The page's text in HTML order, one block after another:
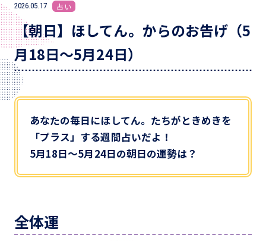
2026.05.17 占い
【朝日】ほしてん。からのお告げ（5
月18日～5月24日）
あなたの毎日にほしてん。たちがときめきを
「プラス」する週間占いだよ！
5月18日～5月24日の朝日の運勢は？
全体運